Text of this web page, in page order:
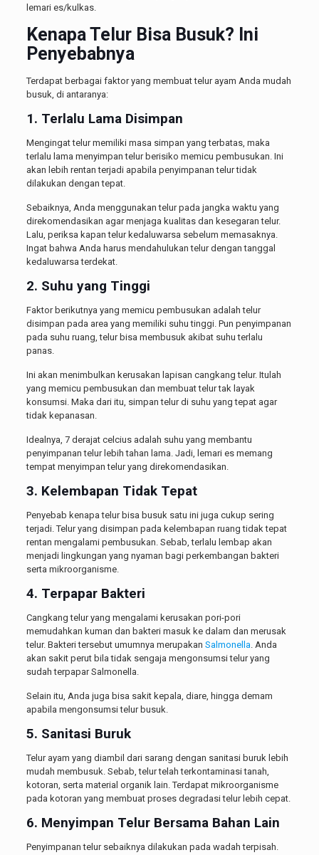
lemari es/kulkas.
Kenapa Telur Bisa Busuk? Ini
Penyebabnya
Terdapat berbagai faktor yang membuat telur ayam Anda mudah
busuk, di antaranya:
1. Terlalu Lama Disimpan
Mengingat telur memiliki masa simpan yang terbatas, maka
terlalu lama menyimpan telur berisiko memicu pembusukan. Ini
akan lebih rentan terjadi apabila penyimpanan telur tidak
dilakukan dengan tepat.
Sebaiknya, Anda menggunakan telur pada jangka waktu yang
direkomendasikan agar menjaga kualitas dan kesegaran telur.
Lalu, periksa kapan telur kedaluwarsa sebelum memasaknya.
Ingat bahwa Anda harus mendahulukan telur dengan tanggal
kedaluwarsa terdekat.
2. Suhu yang Tinggi
Faktor berikutnya yang memicu pembusukan adalah telur
disimpan pada area yang memiliki suhu tinggi. Pun penyimpanan
pada suhu ruang, telur bisa membusuk akibat suhu terlalu
panas.
Ini akan menimbulkan kerusakan lapisan cangkang telur. Itulah
yang memicu pembusukan dan membuat telur tak layak
konsumsi. Maka dari itu, simpan telur di suhu yang tepat agar
tidak kepanasan.
Idealnya, 7 derajat celcius adalah suhu yang membantu
penyimpanan telur lebih tahan lama. Jadi, lemari es memang
tempat menyimpan telur yang direkomendasikan.
3. Kelembapan Tidak Tepat
Penyebab kenapa telur bisa busuk satu ini juga cukup sering
terjadi. Telur yang disimpan pada kelembapan ruang tidak tepat
rentan mengalami pembusukan. Sebab, terlalu lembap akan
menjadi lingkungan yang nyaman bagi perkembangan bakteri
serta mikroorganisme.
4. Terpapar Bakteri
Cangkang telur yang mengalami kerusakan pori-pori
memudahkan kuman dan bakteri masuk ke dalam dan merusak
telur. Bakteri tersebut umumnya merupakan Salmonella . Anda
akan sakit perut bila tidak sengaja mengonsumsi telur yang
sudah terpapar Salmonella.
Selain itu, Anda juga bisa sakit kepala, diare, hingga demam
apabila mengonsumsi telur busuk.
5. Sanitasi Buruk
Telur ayam yang diambil dari sarang dengan sanitasi buruk lebih
mudah membusuk. Sebab, telur telah terkontaminasi tanah,
kotoran, serta material organik lain. Terdapat mikroorganisme
pada kotoran yang membuat proses degradasi telur lebih cepat.
6. Menyimpan Telur Bersama Bahan Lain
Penyimpanan telur sebaiknya dilakukan pada wadah terpisah.